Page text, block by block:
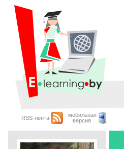
RSS-лента
мобильная
версия